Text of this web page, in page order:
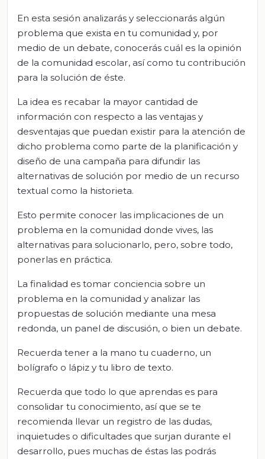
En esta sesión analizarás y seleccionarás algún
problema que exista en tu comunidad y, por
medio de un debate, conocerás cuál es la opinión
de la comunidad escolar, así como tu contribución
para la solución de éste.
La idea es recabar la mayor cantidad de
información con respecto a las ventajas y
desventajas que puedan existir para la atención de
dicho problema como parte de la planificación y
diseño de una campaña para difundir las
alternativas de solución por medio de un recurso
textual como la historieta.
Esto permite conocer las implicaciones de un
problema en la comunidad donde vives, las
alternativas para solucionarlo, pero, sobre todo,
ponerlas en práctica.
La finalidad es tomar conciencia sobre un
problema en la comunidad y analizar las
propuestas de solución mediante una mesa
redonda, un panel de discusión, o bien un debate.
Recuerda tener a la mano tu cuaderno, un
bolígrafo o lápiz y tu libro de texto.
Recuerda que todo lo que aprendas es para
consolidar tu conocimiento, así que se te
recomienda llevar un registro de las dudas,
inquietudes o dificultades que surjan durante el
desarrollo, pues muchas de éstas las podrás